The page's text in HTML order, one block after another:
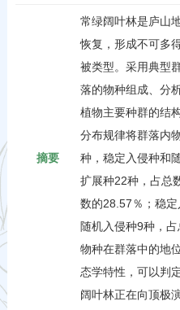
摘要
常绿阔叶林是庐山
恢复，形成不可多
被类型。采用典型
落的物种组成、分
植物主要种群的结
分布规律将群落内
种，稳定入侵种和
扩展种22种，占总
数的28.57％；稳定
随机入侵种9种，
物种在群落中的地
态学特性，可以判
阔叶林正在向顶极演